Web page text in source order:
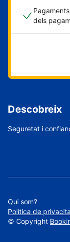
dels
Descobreix
Seguretat i
Qui som?
Política de
© Copyright